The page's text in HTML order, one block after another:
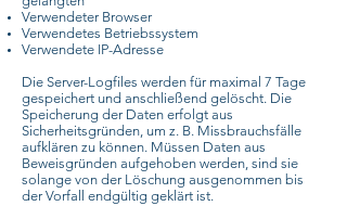
Verwendeter Browser
Verwendetes Betriebssystem
Verwendete IP-Adresse
Die Server-Logfiles werden für maximal 7 Tage
gespeichert und anschließend gelöscht. Die
Speicherung der Daten erfolgt aus
Sicherheitsgründen, um z. B. Missbrauchsfälle
aufklären zu können. Müssen Daten aus
Beweisgründen aufgehoben werden, sind sie
solange von der Löschung ausgenommen bis
der Vorfall endgültig geklärt ist.